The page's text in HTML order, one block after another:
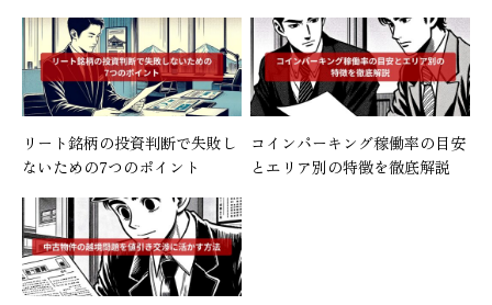
リート銘柄の投資判断で失敗し
ないための7つのポイント
コインパーキング稼働率の目安
とエリア別の特徴を徹底解説